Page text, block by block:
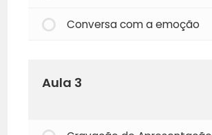
Conversa com a emoção
Aula 3